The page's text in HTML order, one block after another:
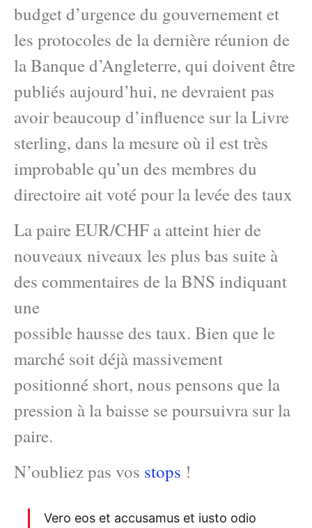
budget d’urgence du gouvernement et
les protocoles de la dernière réunion de
la Banque d’Angleterre, qui doivent être
publiés aujourd’hui, ne devraient pas
avoir beaucoup d’influence sur la Livre
sterling, dans la mesure où il est très
improbable qu’un des membres du
directoire ait voté pour la levée des taux
La paire EUR/CHF a atteint hier de
nouveaux niveaux les plus bas suite à
des commentaires de la BNS indiquant
une
possible hausse des taux. Bien que le
marché soit déjà massivement
positionné short, nous pensons que la
pression à la baisse se poursuivra sur la
paire.
N’oubliez pas vos stops !
Vero eos et accusamus et iusto odio